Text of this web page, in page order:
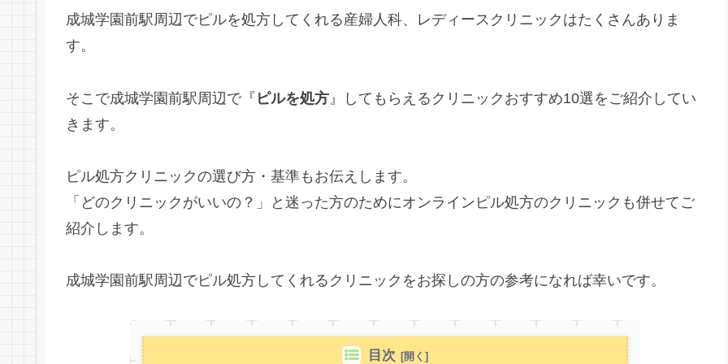
成城学園前駅周辺でピルを処方してくれる産婦人科、レディースクリニックはたくさんありま
す。
そこで成城学園前駅周辺で『 ピルを処方 』してもらえるクリニックおすすめ10選をご紹介してい
きます。
ピル処方クリニックの選び方・基準もお伝えします。
「どのクリニックがいいの？」と迷った方のためにオンラインピル処方のクリニックも併せてご
紹介します。
成城学園前駅周辺でピル処方してくれるクリニックをお探しの方の参考になれば幸いです。
目次